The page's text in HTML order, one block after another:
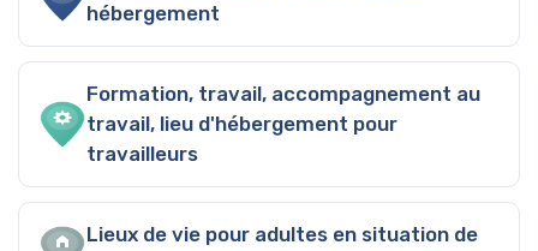
hébergement
Formation, travail, accompagnement au
travail, lieu d'hébergement pour
travailleurs
Lieux de vie pour adultes en situation de